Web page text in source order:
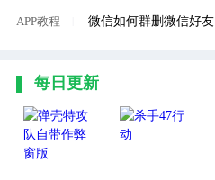
APP教程 微信如何群删微信好友
每日更新